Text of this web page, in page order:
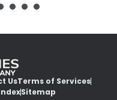
UsTerms of Services
Sitemap